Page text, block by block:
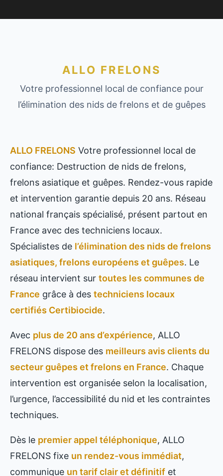
ALLO FRELONS
Votre professionnel local de confiance pour
l’élimination des nids de frelons et de guêpes
ALLO FRELONS Votre professionnel local de
confiance: Destruction de nids de frelons,
frelons asiatique et guêpes. Rendez-vous rapide
et intervention garantie depuis 20 ans. Réseau
national français spécialisé, présent partout en
France avec des techniciens locaux.
Spécialistes de l’élimination des nids de frelons
asiatiques, frelons européens et guêpes. Le
réseau intervient sur toutes les communes de
France grâce à des techniciens locaux
certifiés Certibiocide.
Avec plus de 20 ans d’expérience, ALLO
FRELONS dispose des meilleurs avis clients du
secteur guêpes et frelons en France. Chaque
intervention est organisée selon la localisation,
l’urgence, l’accessibilité du nid et les contraintes
techniques.
Dès le premier appel téléphonique, ALLO
FRELONS fixe un rendez-vous immédiat,
communique un tarif clair et définitif et